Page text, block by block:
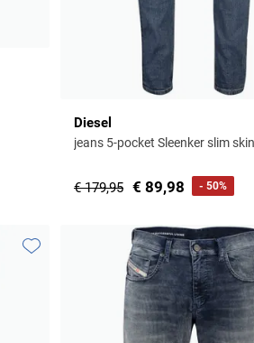
Diesel
jeans 5-pocket Sleenker slim
€ 179,95 € 89,98 - 50%
Toevoegen aan favorieten